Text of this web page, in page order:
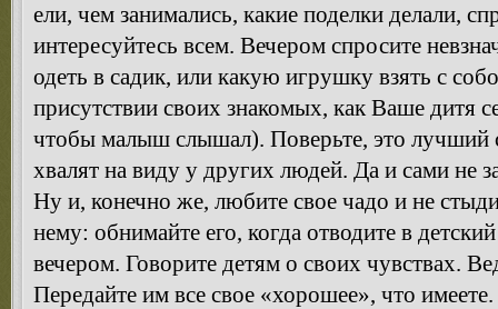
ели, чем занимались, какие поделки делали,
интересуйтесь всем. Вечером спросите
одеть в садик, или какую игрушку взять с
присутствии своих знакомых, как Ваше дитя
чтобы малыш слышал). Поверьте, это лучший
хвалят на виду у других людей. Да и сами не
Ну и, конечно же, любите свое чадо и не
нему: обнимайте его, когда отводите в
вечером. Говорите детям о своих чувствах.
Передайте им все свое «хорошее», что